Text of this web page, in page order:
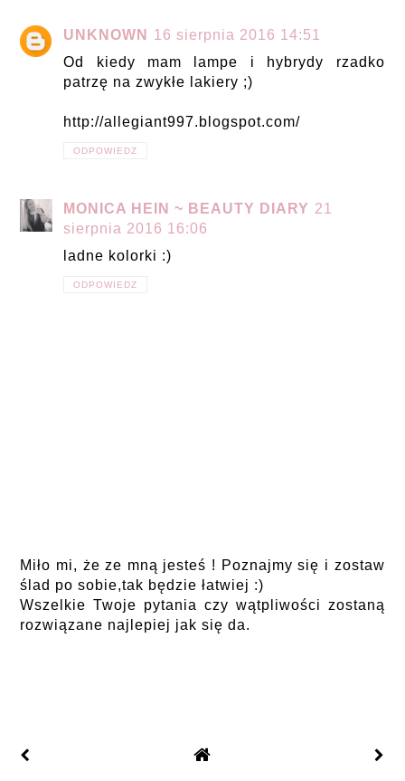
UNKNOWN
16 sierpnia 2016 14:51
Od kiedy mam lampe i hybrydy rzadko
patrzę na zwykłe lakiery ;)
http://allegiant997.blogspot.com/
ODPOWIEDZ
MONICA HEIN ~ BEAUTY DIARY 21
sierpnia 2016 16:06
ladne kolorki :)
ODPOWIEDZ
Miło mi, że ze mną jesteś ! Poznajmy się i zostaw
ślad po sobie,tak będzie łatwiej :)
Wszelkie Twoje pytania czy wątpliwości zostaną
rozwiązane najlepiej jak się da.